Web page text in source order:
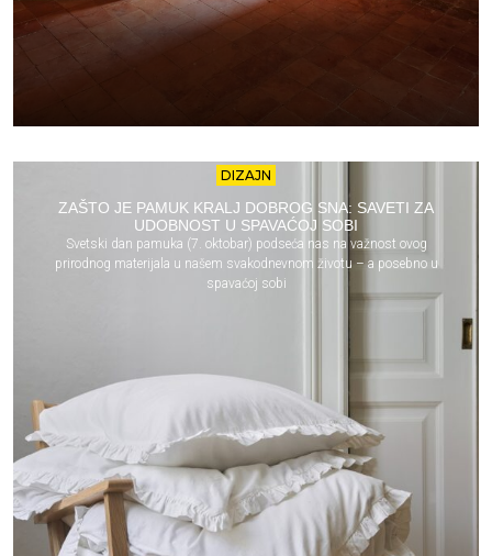
DIZAJN
ZAŠTO JE PAMUK KRALJ DOBROG SNA: SAVETI ZA
UDOBNOST U SPAVAĆOJ SOBI
Svetski dan pamuka (7. oktobar) podseća nas na važnost ovog
prirodnog materijala u našem svakodnevnom životu – a posebno u
spavaćoj sobi